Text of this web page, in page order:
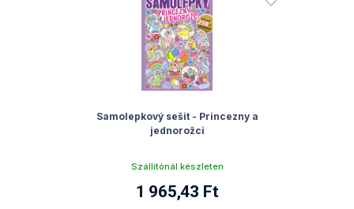
Samolepkový sešit - Princezny a
jednorožci
Szállítónál készleten
1 965,43 Ft